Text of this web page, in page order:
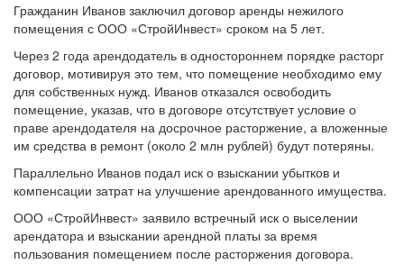
Гражданин Иванов заключил договор аренды нежилого
помещения с ООО «СтройИнвест» сроком на 5 лет.
Через 2 года арендодатель в одностороннем порядке расторг
договор, мотивируя это тем, что помещение необходимо ему
для собственных нужд. Иванов отказался освободить
помещение, указав, что в договоре отсутствует условие о
праве арендодателя на досрочное расторжение, а вложенные
им средства в ремонт (около 2 млн рублей) будут потеряны.
Параллельно Иванов подал иск о взыскании убытков и
компенсации затрат на улучшение арендованного имущества.
ООО «СтройИнвест» заявило встречный иск о выселении
арендатора и взыскании арендной платы за время
пользования помещением после расторжения договора.